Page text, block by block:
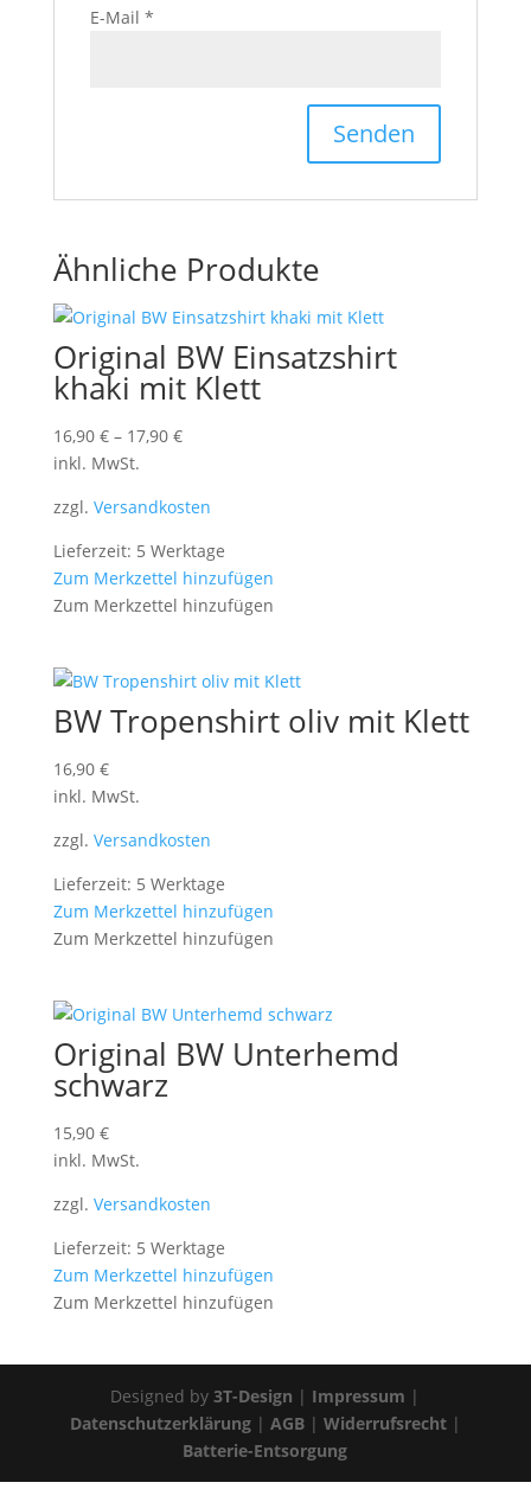
E-Mail *
Ähnliche Produkte
Original BW Einsatzshirt
khaki mit Klett
16,90 €– 17,90 €
inkl. MwSt.
zzgl. Versandkosten
Lieferzeit: 5 Werktage
Zum Merkzettel hinzufügen
Zum Merkzettel hinzufügen
BW Tropenshirt oliv mit Klett
16,90 €
inkl. MwSt.
zzgl. Versandkosten
Lieferzeit: 5 Werktage
Zum Merkzettel hinzufügen
Zum Merkzettel hinzufügen
Original BW Unterhemd
schwarz
15,90 €
inkl. MwSt.
zzgl. Versandkosten
Lieferzeit: 5 Werktage
Zum Merkzettel hinzufügen
Zum Merkzettel hinzufügen
Designed by3T-Design | Impressum |
Datenschutzerklärung| AGB| Widerrufsrecht|
Batterie-Entsorgung